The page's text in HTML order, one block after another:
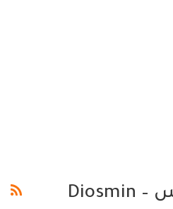
بديل ديوزمين بلس – Diosmin